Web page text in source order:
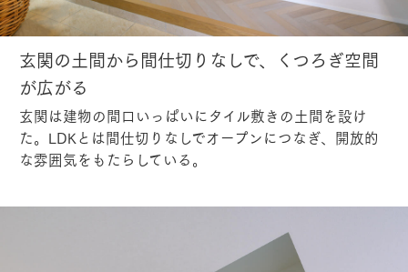
玄関の土間から間仕切りなしで、くつろぎ空間
が広がる
玄関は建物の間口いっぱいにタイル敷きの土間を設け
た。LDKとは間仕切りなしでオープンにつなぎ、開放的
な雰囲気をもたらしている。